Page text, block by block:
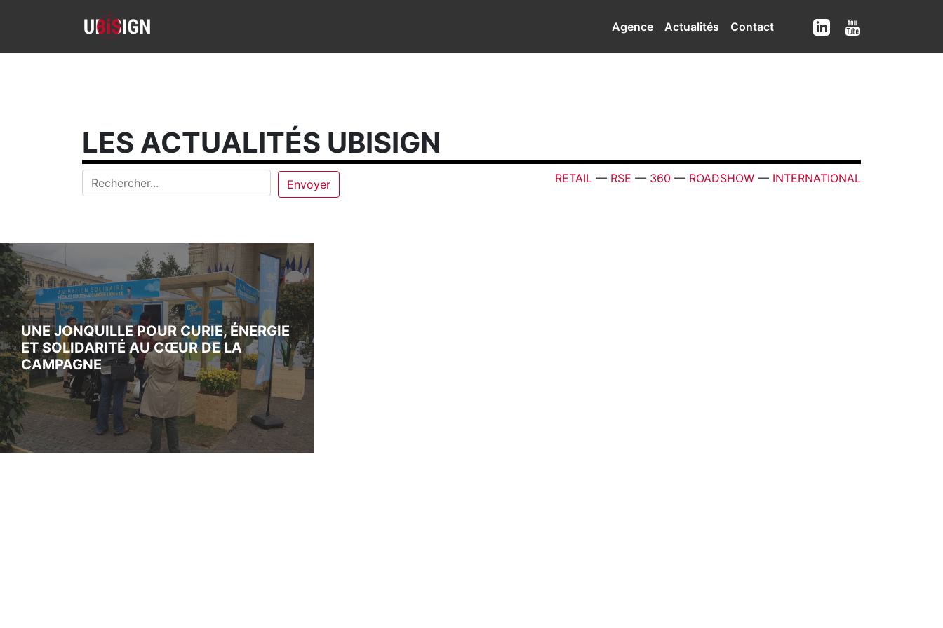
Agence Actualités Contact
LES ACTUALITÉS UBISIGN
RETAIL — RSE — 360 — ROADSHOW — INTERNATIONAL
UNE JONQUILLE POUR CURIE, ÉNERGIE
ET SOLIDARITÉ AU CŒUR DE LA
CAMPAGNE